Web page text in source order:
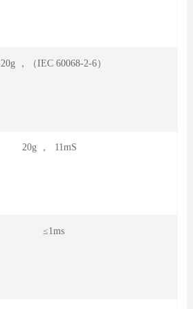
20g ，（IEC 60068-2-6）
20g ， 11mS
≤1ms